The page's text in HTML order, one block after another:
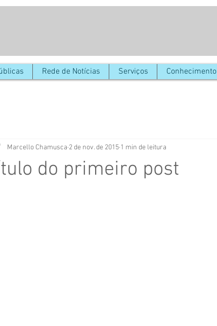
do primeiro post
Marcello Chamusca 2 de nov. de 2015 1 min de leitura
Rede de Notícias Serviços Conhecimento